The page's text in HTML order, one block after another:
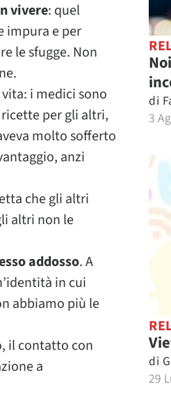
vivere: quel
impura e per
le sfugge. Non
i medici sono
per gli altri,
molto sofferto
anzi
che gli altri
altri non le
addosso. A
in cui
abbiamo più le
il contatto con
a
di
3
di
29